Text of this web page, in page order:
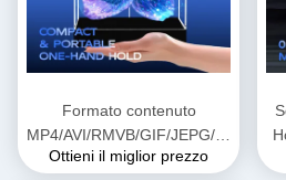
Formato contenuto
MP4/AVI/RMVB/GIF/JEPG/PNG/MKV
Ventola LED olografica 3D
Ottieni il miglior prezzo